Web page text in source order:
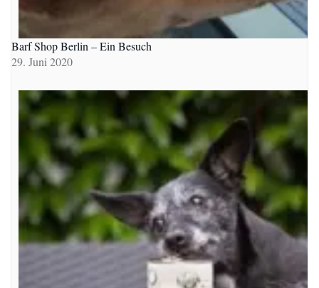
Barf Shop Berlin – Ein Besuch
29. Juni 2020